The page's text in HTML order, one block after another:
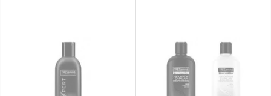
Laboratório
Por Menos Laboratório
Por Menos